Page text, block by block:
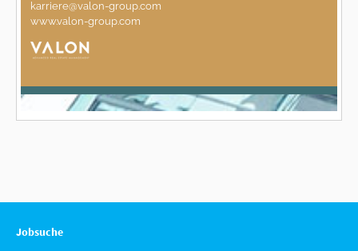
Jobsuche